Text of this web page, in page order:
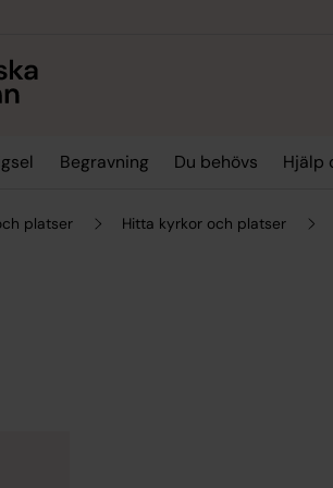
Begravning Du behövs Hjälp
platser Hitta kyrkor och platser